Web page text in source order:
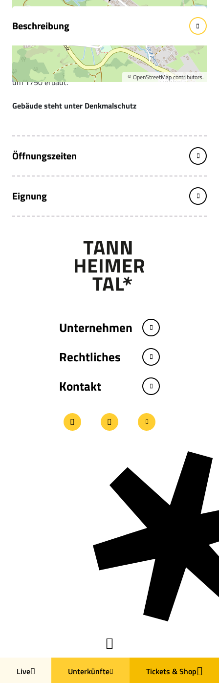
© OpenStreetMapcontributors.
Beschreibung
Die Kapelle liegt im Ortsteil Gießenschwand.
Die Kapelle mit Satteldach und Glockendachreiter wurde
um 1750 erbaut.
Gebäude steht unter Denkmalschutz
Öffnungszeiten
Eignung
Unternehmen
Rechtliches
Kontakt
Live Unterkünfte Tickets & Shop